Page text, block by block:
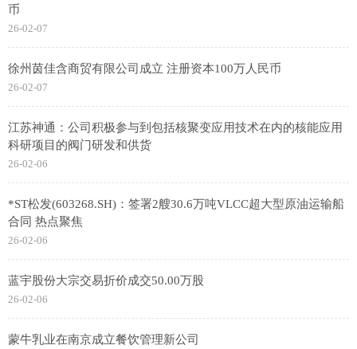
币
26-02-07
徐州茵佳含商贸有限公司成立 注册资本100万人民币
26-02-07
江苏神通：公司积极参与到包括核聚变应用技术在内的核能应用
科研项目的阀门研发和供货
26-02-06
*ST松发(603268.SH)：签署2艘30.6万吨VLCC超大型原油运输船
合同 热点聚焦
26-02-06
蓝宇股份大宗交易折价成交50.00万股
26-02-06
蒙牛乳业在南京成立餐饮管理新公司